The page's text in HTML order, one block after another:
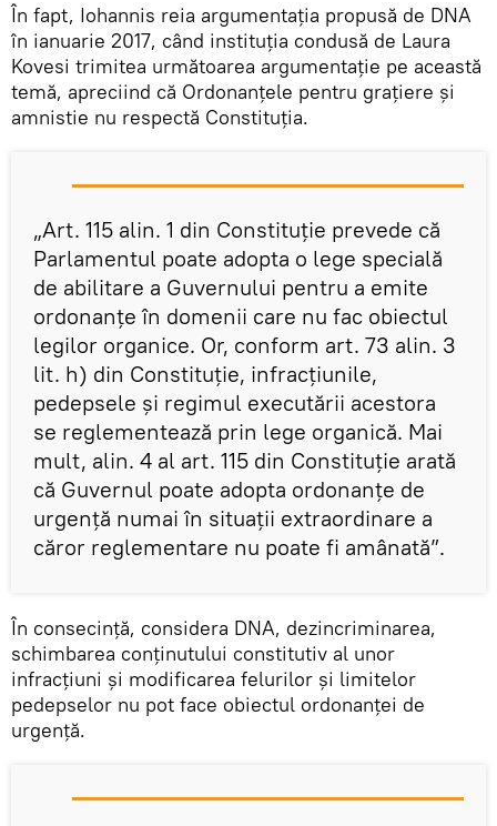
În fapt, Iohannis reia argumentația propusă de DNA
în ianuarie 2017, când instituția condusă de Laura
Kovesi trimitea următoarea argumentație pe această
temă, apreciind că Ordonanţele pentru graţiere şi
amnistie nu respectă Constituţia.
„Art. 115 alin. 1 din Constituție prevede că
Parlamentul poate adopta o lege specială
de abilitare a Guvernului pentru a emite
ordonanțe în domenii care nu fac obiectul
legilor organice. Or, conform art. 73 alin. 3
lit. h) din Constituție, infracțiunile,
pedepsele și regimul executării acestora
se reglementează prin lege organică. Mai
mult, alin. 4 al art. 115 din Constituție arată
că Guvernul poate adopta ordonanțe de
urgență numai în situații extraordinare a
căror reglementare nu poate fi amânată”.
În consecință, considera DNA, dezincriminarea,
schimbarea conținutului constitutiv al unor
infracțiuni și modificarea felurilor și limitelor
pedepselor nu pot face obiectul ordonanței de
urgență.